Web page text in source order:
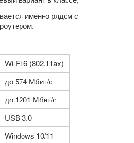
именно рядом с
Wi-Fi 6 (802.11ax)
до 574 Мбит/с
до 1201 Мбит/с
USB 3.0
Windows 10/11